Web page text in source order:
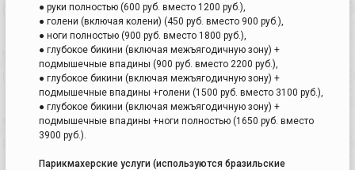
● руки полностью (600 руб. вместо 1200 руб.),
● голени (включая колени) (450 руб. вместо 900 руб.),
● ноги полностью (900 руб. вместо 1800 руб.),
● глубокое бикини (включая межъягодичную зону) +
подмышечные впадины (900 руб. вместо 2200 руб.),
● глубокое бикини (включая межъягодичную зону) +
подмышечные впадины +голени (1500 руб. вместо 3100 руб.),
● глубокое бикини (включая межъягодичную зону) +
подмышечные впадины +ноги полностью (1650 руб. вместо
3900 руб.).
Парикмахерские услуги (используются бразильские